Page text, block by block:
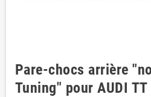
Pare-chocs arrière
Tuning" pour AUDI